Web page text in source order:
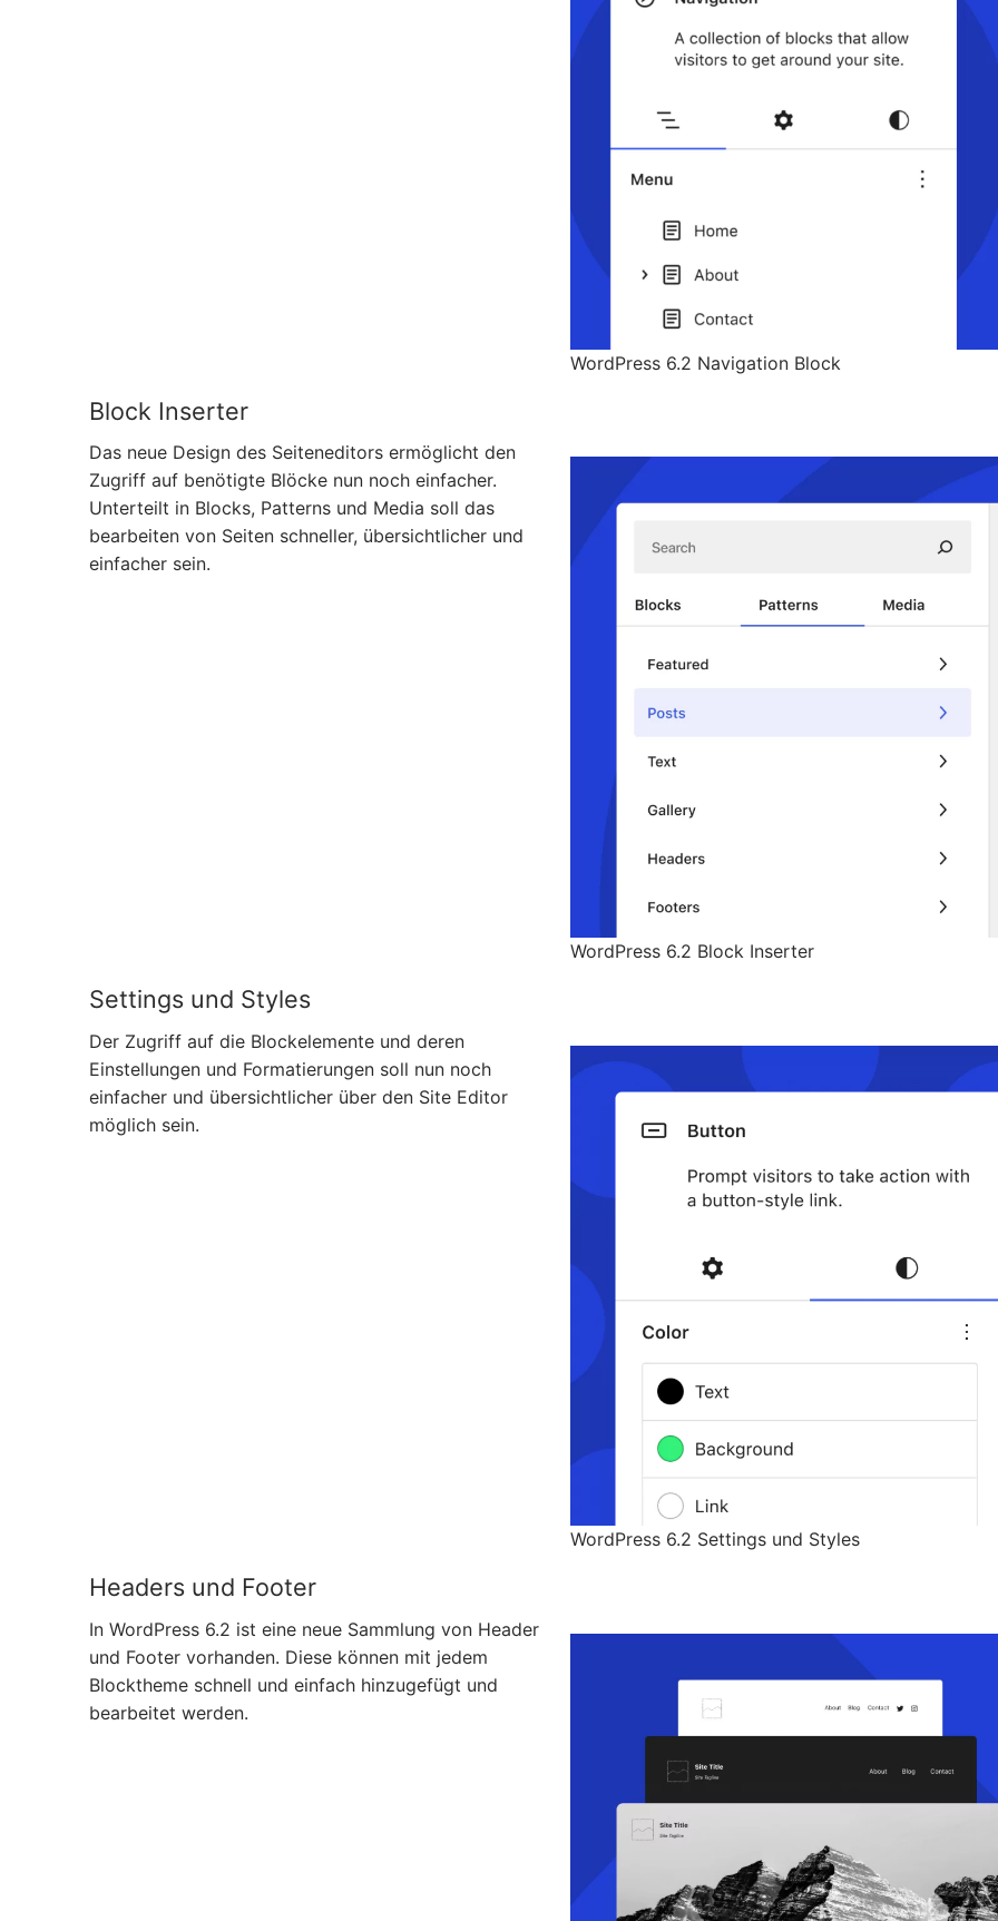
WordPress 6.2 Navigation Block
Block Inserter
Das neue Design des Seiteneditors ermöglicht den
Zugriff auf benötigte Blöcke nun noch einfacher.
Unterteilt in Blocks, Patterns und Media soll das
bearbeiten von Seiten schneller, übersichtlicher und
einfacher sein.
WordPress 6.2 Block Inserter
Settings und Styles
Der Zugriff auf die Blockelemente und deren
Einstellungen und Formatierungen soll nun noch
einfacher und übersichtlicher über den Site Editor
möglich sein.
WordPress 6.2 Settings und Styles
Headers und Footer
In WordPress 6.2 ist eine neue Sammlung von Header
und Footer vorhanden. Diese können mit jedem
Blocktheme schnell und einfach hinzugefügt und
bearbeitet werden.